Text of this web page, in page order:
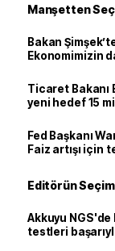
Manşetten
Bakan
Ekonomimizin
Ticaret
yeni hedef 15
Fed Başkanı
Faiz artışı için
Editörün
Akkuyu
testleri